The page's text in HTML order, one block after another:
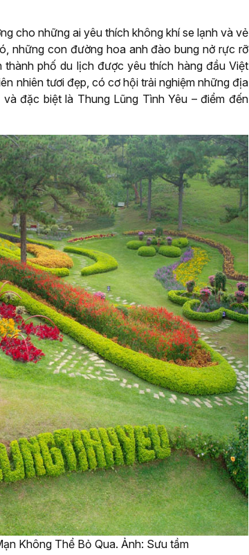
cho những ai yêu thích không khí se lạnh và vẻ
những con đường hoa anh đào bung nở rực rỡ
phố du lịch được yêu thích hàng đầu Việt
nhiên tươi đẹp, có cơ hội trải nghiệm những địa
đặc biệt là Thung Lũng Tình Yêu – điểm đến
Không Thể Bỏ Qua. Ảnh: Sưu tầm